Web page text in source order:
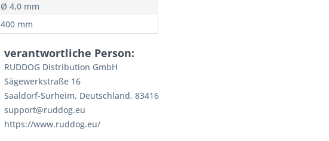
Ø 4,0 mm
400 mm
verantwortliche Person:
RUDDOG Distribution GmbH
Sägewerkstraße 16
Saaldorf-Surheim, Deutschland, 83416
support@ruddog.eu
https://www.ruddog.eu/